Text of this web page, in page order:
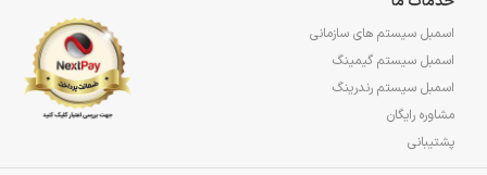
اسمبل سیستم های سازمانی
اسمبل سیستم گیمینگ
اسمبل سیستم رندرینگ
مشاوره رایگان
پشتیبانی